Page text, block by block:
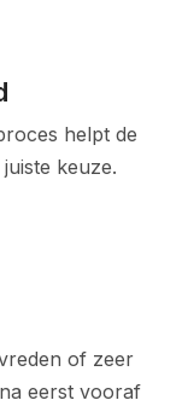
helpt de
keuze.
of zeer
eerst vooraf